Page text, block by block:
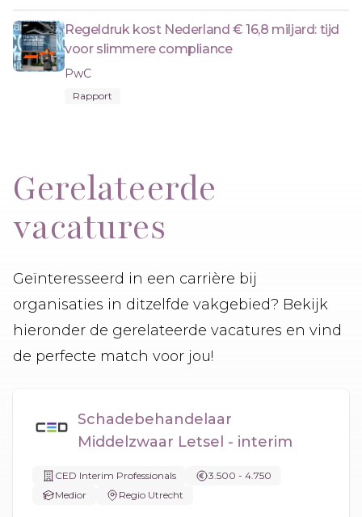
Regeldruk kost Nederland € 16,8 miljard: tijd
voor slimmere compliance
PwC
Rapport
Gerelateerde
vacatures
Geïnteresseerd in een carrière bij
organisaties in ditzelfde vakgebied? Bekijk
hieronder de gerelateerde vacatures en vind
de perfecte match voor jou!
Schadebehandelaar
Middelzwaar Letsel - interim
CED Interim Professionals
3.500 - 4.750
Medior
Regio Utrecht